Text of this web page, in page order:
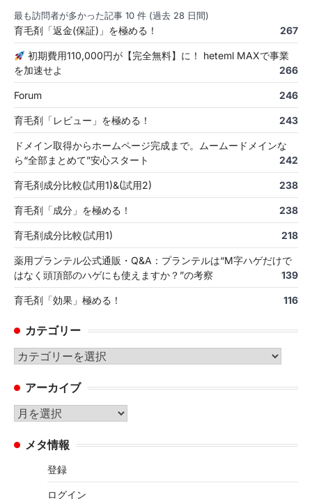
最も訪問者が多かった記事 10 件 (過去 28 日間)
育毛剤「返金(保証)」を極める！ 267
初期費用110,000円が【完全無料】に！ heteml MAXで事業
を加速せよ
266
Forum 246
育毛剤「レビュー」を極める！ 243
ドメイン取得からホームページ完成まで。ムームードメインな
ら“全部まとめて”安心スタート
242
育毛剤成分比較(試用1)&(試用2) 238
育毛剤「成分」を極める！ 238
育毛剤成分比較(試用1) 218
薬用プランテル公式通販・Q&A：プランテルは“M字ハゲだけで
はなく頭頂部のハゲにも使えますか？”の考察
139
育毛剤「効果」極める！ 116
カテゴリー
カ
ゴ
リ
ー
アーカイブ
ア
カ メタ情報
登録
ログイン